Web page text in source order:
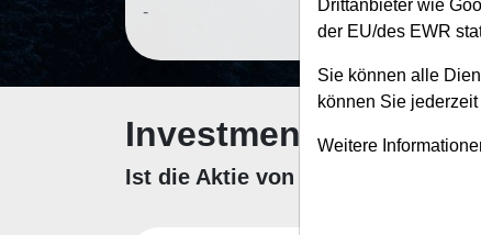
-
Investment-Check:
Ist die Aktie von Blue Bird zum
Drittanbieter wie
der EU/des EWR
Sie können alle
können Sie
Weitere